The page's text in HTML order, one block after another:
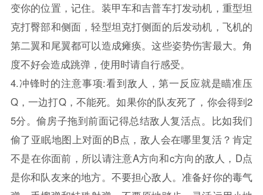
变你的位置，记住。装甲车和吉普车打发动机，重型坦
克打臀部和侧面，轻型坦克打侧面的后发动机，飞机的
第二翼和尾翼都可以造成瘫痪。这些姿势伤害最大。角
度不好会造成跳弹，使用时请自行感受。
4.冲锋时的注意事项:看到敌人，第一反应就是瞄准压
Q，一边打Q，不能死。如果你的队友死了，你会得到2
5分。偷房子拖到前面记得总结敌人复活点。比如我们
偷了亚眠地图上对面的B点，敌人会在哪里复活？肯定
不是在你面前，所以请注意A方向和c方向的敌人，D点
是你和队友来的地方。不要担心敌人。准备好你的毒气